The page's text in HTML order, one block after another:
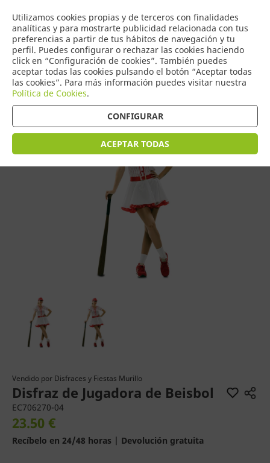
Utilizamos cookies propias y de terceros con finalidades
analíticas y para mostrarte publicidad relacionada con tus
preferencias a partir de tus hábitos de navegación y tu
perfil. Puedes configurar o rechazar las cookies haciendo
click en “Configuración de cookies”. También puedes
aceptar todas las cookies pulsando el botón “Aceptar todas
las cookies”. Para más información puedes visitar nuestra
Política de Cookies.
CONFIGURAR
ACEPTAR TODAS
0
COMERCIO
DE TORRIJOS
Tienda > Disfraces Adulto > Disfraces de Mujer
Vendido por Disfraces y Fiestas Murillo
Disfraz de Jugadora de Beisbol
EC706270-04
23.50 €
Recíbelo en 24/48 horas | Devolución gratuita